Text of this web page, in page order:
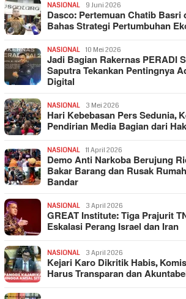
NASIONAL 9 Juni 2026
Dasco: Pertemuan Chatib Basri
Bahas Strategi Pertumbuhan
NASIONAL 10 Mei 2026
Jadi Bagian Rakernas PERADI
Saputra Tekankan Pentingnya
Digital
NASIONAL 3 Mei 2026
Hari Kebebasan Pers Sedunia,
Pendirian Media Bagian dari
NASIONAL 11 April 2026
Demo Anti Narkoba Berujung
Bakar Barang dan Rusak
Bandar
NASIONAL 3 April 2026
GREAT Institute: Tiga Prajurit
Eskalasi Perang Israel dan Iran
NASIONAL 3 April 2026
Kejari Karo Dikritik Habis,
Harus Transparan dan